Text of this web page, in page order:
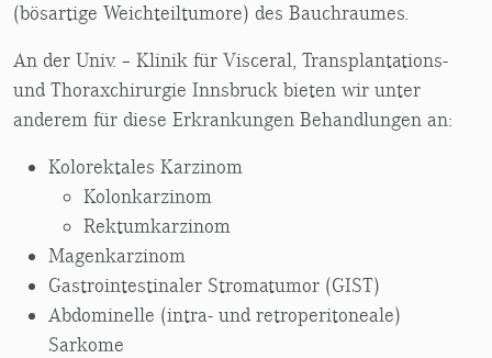
(bösartige Weichteiltumore) des Bauchraumes.
An der Univ. – Klinik für Visceral, Transplantations-
und Thoraxchirurgie Innsbruck bieten wir unter
anderem für diese Erkrankungen Behandlungen an:
Kolorektales Karzinom
Kolonkarzinom
Rektumkarzinom
Magenkarzinom
Gastrointestinaler Stromatumor (GIST)
Abdominelle (intra- und retroperitoneale)
Sarkome